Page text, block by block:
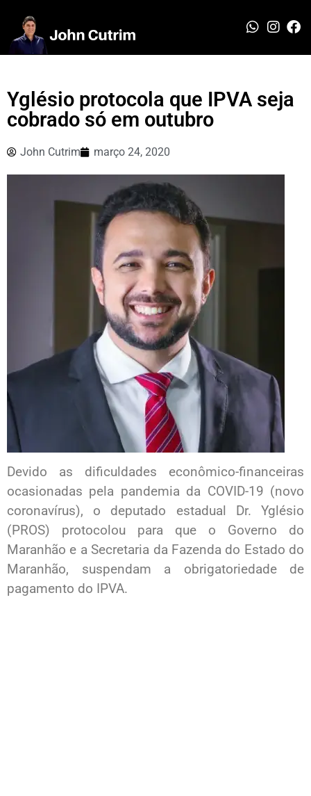
Yglésio protocola que IPVA seja
cobrado só em outubro
John Cutrim março 24, 2020
Devido as dificuldades econômico-financeiras
ocasionadas pela pandemia da COVID-19 (novo
coronavírus), o deputado estadual Dr. Yglésio
(PROS) protocolou para que o Governo do
Maranhão e a Secretaria da Fazenda do Estado do
Maranhão, suspendam a obrigatoriedade de
pagamento do IPVA.